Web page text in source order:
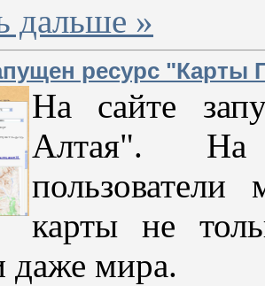
дальше »
ресурс "Карты
На сайте
Алтая". На
пользователи
карты не
даже мира.